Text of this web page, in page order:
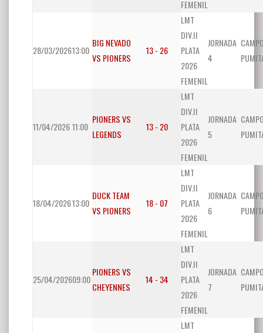
FEMENIL
28/03/202613:00
BIG NEVADO
VS PIONERS
13 - 26
LMT
DIV.II
PLATA
2026
FEMENIL
JORNADA
4
11/04/202611:00
PIONERS VS
LEGENDS
13 - 20
LMT
DIV.II
PLATA
2026
FEMENIL
JORNADA
5
18/04/202613:00
DUCK TEAM
VS PIONERS
18 - 07
LMT
DIV.II
PLATA
2026
FEMENIL
JORNADA
6
25/04/202609:00
PIONERS VS
CHEYENNES
14 - 34
LMT
DIV.II
PLATA
2026
FEMENIL
JORNADA
7
LMT